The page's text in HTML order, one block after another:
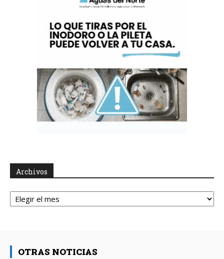
Archivos
Archivos
OTRAS NOTICIAS